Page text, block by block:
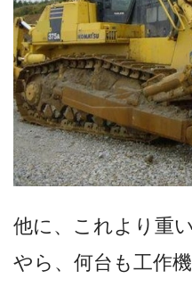
他に、これより重
やら、何台も工作